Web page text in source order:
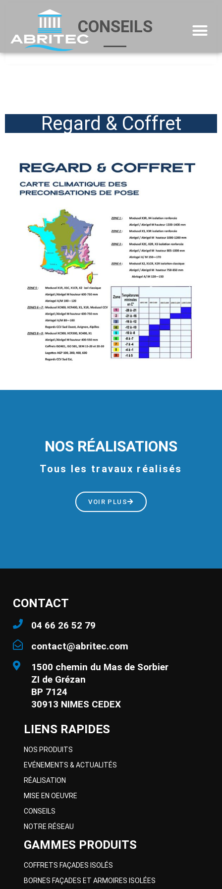
CONSEILS
Regard & Coffret
NOS RÉALISATIONS
Tous les travaux réalisés
VOIR PLUS
CONTACT
04 66 26 52 79
contact@abritec.com
1500 chemin du Mas de Sorbier
ZI de Grézan
BP 7124
30913 NIMES CEDEX
LIENS RAPIDES
NOS PRODUITS
EVÉNEMENTS & ACTUALITÉS
RÉALISATION
MISE EN OEUVRE
CONSEILS
NOTRE RÉSEAU
GAMMES PRODUITS
COFFRETS FAÇADES ISOLÉS
BORNES FAÇADES ET ARMOIRES ISOLÉES